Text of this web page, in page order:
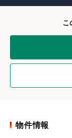
こ
物件情報